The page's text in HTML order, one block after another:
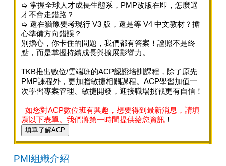
➭ 掌握全球人才成長生態系，PMP改版在即，怎麼選
才不會走錯路？
➭ 還在猶豫要考現行 V3 版，還是等 V4 中文教材？擔
心準備方向錯誤？
別擔心，你卡住的問題，我們都有答案！證照不是終
點，而是掌握持續成長與擴展影響力。
TKB推出數位/雲端班的ACP認證培訓課程，除了原先
PMP課程外，更加贈敏捷相關課程。ACP學習加值一
次學習專案管理、敏捷開發，迎接職場挑戰更有自信！
如您對ACP數位班有興趣，想要得到最新消息，請填
寫以下表單。我們將第一時間提供給您資訊 ！
填單了解ACP
PMI組織介紹